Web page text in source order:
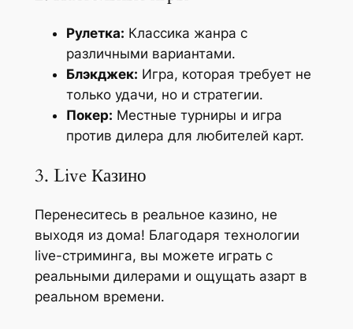
Рулетка: Классика жанра с
различными вариантами.
Блэкджек: Игра, которая требует не
только удачи, но и стратегии.
Покер: Местные турниры и игра
против дилера для любителей карт.
3. Live Казино
Перенеситесь в реальное казино, не
выходя из дома! Благодаря технологии
live-стриминга, вы можете играть с
реальными дилерами и ощущать азарт в
реальном времени.